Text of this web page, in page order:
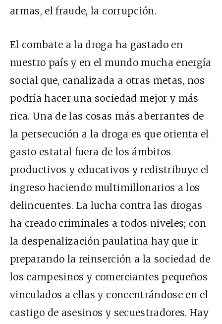
armas, el fraude, la corrupción.
El combate a la droga ha gastado en
nuestro país y en el mundo mucha energía
social que, canalizada a otras metas, nos
podría hacer una sociedad mejor y más
rica. Una de las cosas más aberrantes de
la persecución a la droga es que orienta el
gasto estatal fuera de los ámbitos
productivos y educativos y redistribuye el
ingreso haciendo multimillonarios a los
delincuentes. La lucha contra las drogas
ha creado criminales a todos niveles; con
la despenalización paulatina hay que ir
preparando la reinserción a la sociedad de
los campesinos y comerciantes pequeños
vinculados a ellas y concentrándose en el
castigo de asesinos y secuestradores. Hay